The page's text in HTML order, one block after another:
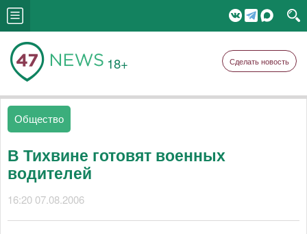
18+ Сделать новость
Общество
В Тихвине готовят военных
водителей
16:20 07.08.2006